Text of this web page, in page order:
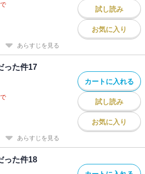
試し読み
お気に入り
あらすじを見る
った件17
カートに入れる
試し読み
お気に入り
あらすじを見る
った件18